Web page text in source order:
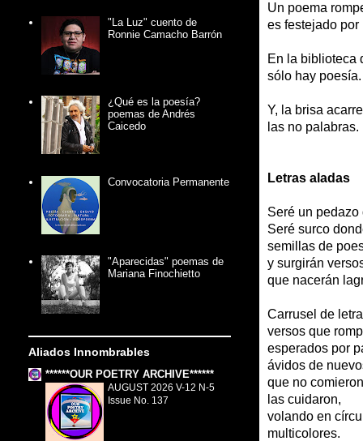
Un poema
es festejado
En la biblioteca
sólo hay poesía.
Y, la brisa
las no palabras.
Letras aladas
Seré un pedazo
Seré surco
semillas de
y surgirán
que nacerán
Carrusel de
versos que
esperados por
ávidos de
que no
las cuidaron,
volando en
multicolores.
"La Luz" cuento de
Ronnie Camacho Barrón
¿Qué es la poesía?
poemas de Andrés
Caicedo
Convocatoria Permanente
"Aparecidas" poemas de
Mariana Finochietto
Aliados Innombrables
******OUR POETRY ARCHIVE******
AUGUST 2026 V-12 N-5
Issue No. 137